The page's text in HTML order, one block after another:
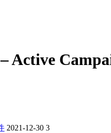
Active
2021-12-30 3